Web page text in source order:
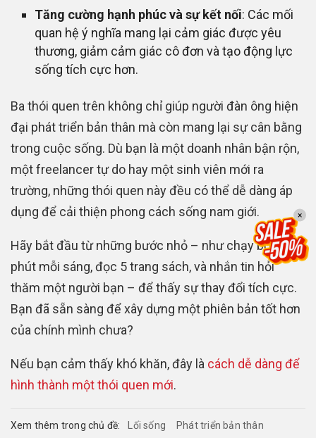
Tăng cường hạnh phúc và sự kết nối: Các mối
quan hệ ý nghĩa mang lại cảm giác được yêu
thương, giảm cảm giác cô đơn và tạo động lực
sống tích cực hơn.
Ba thói quen trên không chỉ giúp người đàn ông hiện
đại phát triển bản thân mà còn mang lại sự cân bằng
trong cuộc sống. Dù bạn là một doanh nhân bận rộn,
một freelancer tự do hay một sinh viên mới ra
trường, những thói quen này đều có thể dễ dàng áp
dụng để cải thiện phong cách sống nam giới.
Hãy bắt đầu từ những bước nhỏ – như chạy bộ 15
phút mỗi sáng, đọc 5 trang sách, và nhắn tin hỏi
thăm một người bạn – để thấy sự thay đổi tích cực.
Bạn đã sẵn sàng để xây dựng một phiên bản tốt hơn
của chính mình chưa?
Nếu bạn cảm thấy khó khăn, đây là cách dễ dàng để
hình thành một thói quen mới.
Xem thêm trong chủ đề: Lối sống Phát triển bản thân
×